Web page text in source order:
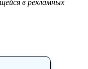
в рекламных